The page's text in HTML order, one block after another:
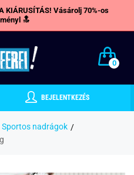
KIÁRUSÍTÁS! Vásárolj 70%-os
🔝
0
BEJELENTKEZÉS
Sportos nadrágok